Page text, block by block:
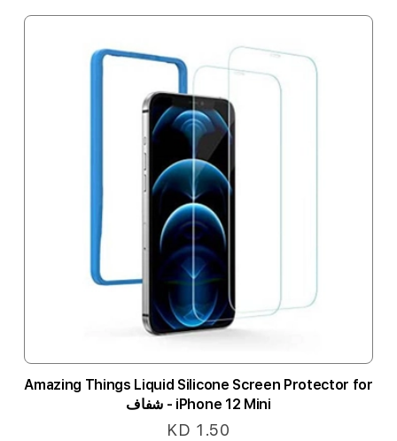
Amazing Things Liquid Silicone Screen Protector for
iPhone 12 Mini - شفاف
KD 1.50